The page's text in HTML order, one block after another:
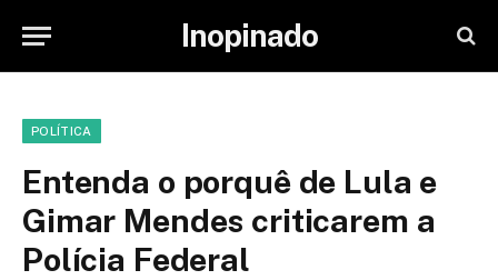
Inopinado
POLÍTICA
Entenda o porquê de Lula e
Gimar Mendes criticarem a
Polícia Federal